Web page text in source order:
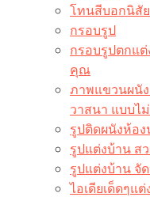
โทนสีบอกนิสัย
กรอบรูป
กรอบรูปตกแต่
คุณ
ภาพแขวนผนัง
วาสนา แบบไ
รูปติดผนังห้อ
รูปแต่งบ้าน ส
รูปแต่งบ้าน จั
ไอเดียเด็ดๆแ